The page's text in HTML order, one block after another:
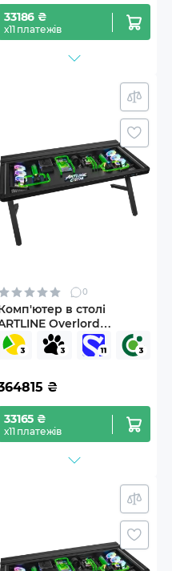
33186 ₴
х11 платежів
0
в столі
Overlord
DESKPro Windows 11 Pro
(DESKProv05Win)
₴
33165 ₴
х11 платежів